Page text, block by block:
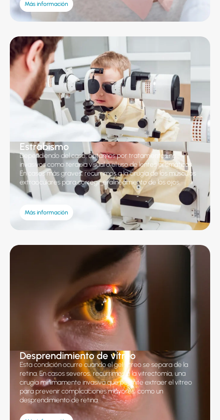
Más información
Estrabismo
Dependiendo del caso, optamos por tratamientos no
invasivos como terapia visual o el uso de lentes prismáticas.
En casos más graves, recurrimos a la cirugía de los músculos
extraoculares para corregir el alineamiento de los ojos.
Más información
Desprendimiento de vítreo
Esta condición ocurre cuando el gel vítreo se separa de la
retina. En casos severos, recurrimos a la vitrectomía, una
cirugía mínimamente invasiva que permite extraer el vítreo
para prevenir complicaciones mayores, como un
desprendimiento de retina.